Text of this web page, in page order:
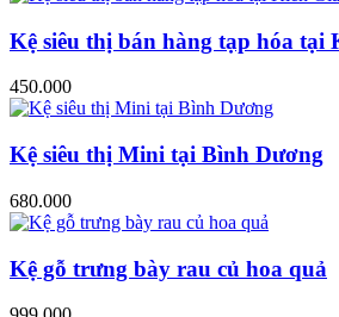
Kệ siêu thị bán hàng tạp hóa tại
450.000
Kệ siêu thị Mini tại Bình Dương
680.000
Kệ gỗ trưng bày rau củ hoa quả